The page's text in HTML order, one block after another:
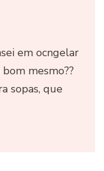
em ocngelar
mesmo??
sopas, que